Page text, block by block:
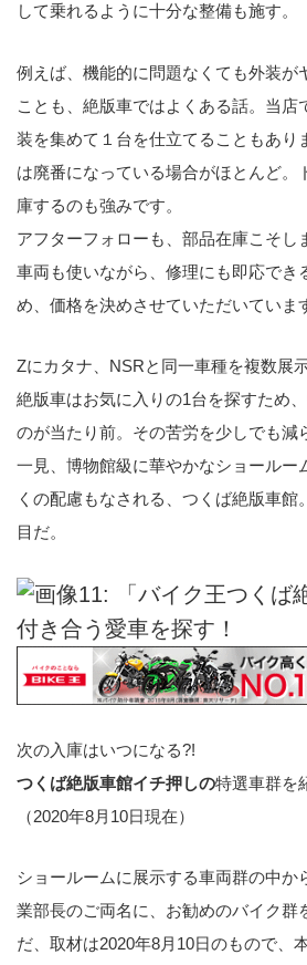
して乗れるように十分な整備も施す。
例えば、機能的に問題なくても外装
ことも、絶版車ではよくある話。当店
装を集めて１台を仕立てることもあり
は廃番になっている場合がほとんど。
庫するのも強みです。
アフターフォローも、部品在庫こそし
車両も使いながら、修理にも即応でき
め、価格を決めさせていただいていま
Zにカタナ、NSRと同一車種を複数展
絶版車はお気に入りの1台を探すため
のが当たり前。その苦労を少しでも減
一見、博物館級に華やかなショールー
くの配慮もなされる、つくば絶版車館
目だ。
次の入庫はいつになる?!
つくば絶版車館イチ押しの特選車群を
（2020年8月10日現在）
ショールームに展示する車両群の中か
業部長のご両名に、お勧めのバイク群
だ、取材は2020年8月10日のもので、